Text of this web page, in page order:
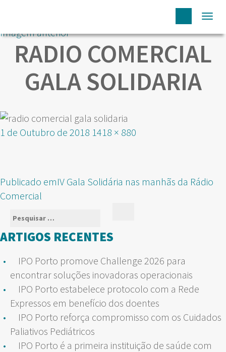
Imagem anterior
RADIO COMERCIAL
GALA SOLIDARIA
Publicado
1 de Outubro de 2018 Tamanho
1418 × 880
NAVEGAÇÃO
DE
ARTIGOS
Publicado emIV Gala Solidária nas manhãs da Rádio
Comercial
Pesquisar
por:
ARTIGOS RECENTES
IPO Porto promove Challenge 2026 para
encontrar soluções inovadoras operacionais
IPO Porto estabelece protocolo com a Rede
Expressos em benefício dos doentes
IPO Porto reforça compromisso com os Cuidados
Paliativos Pediátricos
IPO Porto é a primeira instituição de saúde com